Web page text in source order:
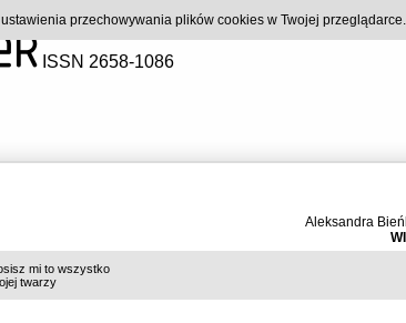
ISSN 2658-1086
Aleksandra
mi to wszystko
twarzy
przechowywania plików cookies w Twojej przeglądarce.